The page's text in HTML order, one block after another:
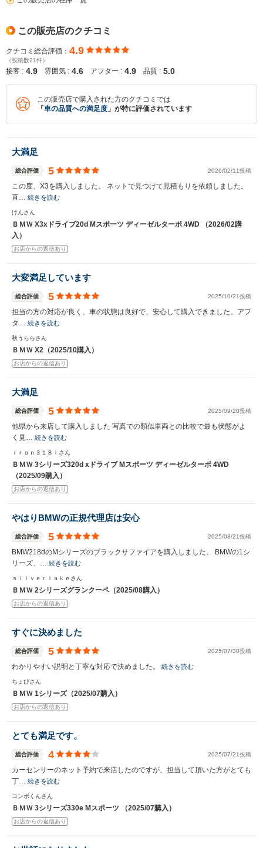
この販売店のクチコミ
クチコミ総合評価： 4.9
（投稿数21件）
接客 : 4.9 雰囲気 : 4.6 アフター : 4.9 品質 : 5.0
この販売店で購入された方のクチコミでは
「 車の品質への満足度 」が特に評価されています
大満足
総合評価 5 2026/02/11投稿
この度、X3を購入しました。 ネットで見つけて見積もりを依頼しました。
直… 続きを読む
けんさん
ＢＭＷ X3xドライブ20d Mスポーツ ディーゼルターボ 4WD （2026/02購
入）
お店からの返信あり
大変満足しています
総合評価 5 2025/10/21投稿
担当の方の対応が良く、車の状態は良好で、安心して購入できました。アフ
タ… 続きを読む
秋うららさん
ＢＭＷ X2（2025/10購入）
お店からの返信あり
大満足
総合評価 5 2025/09/20投稿
他県から来店して購入しました 写真での類似車両との比較で最も状態がよ
く見… 続きを読む
ｉｒｏｎ３１８ｉさん
ＢＭＷ 3シリーズ320d xドライブ Mスポーツ ディーゼルターボ 4WD
（2025/09購入）
お店からの返信あり
やはりBMWの正規代理店は安心
総合評価 5 2025/08/21投稿
BMW218dのMシリーズのブラックサファイアを購入しました。 BMWの1シ
リーズ、… 続きを読む
ｓｉｌｖｅｒｌａｋｅさん
ＢＭＷ 2シリーズグランクーペ（2025/08購入）
お店からの返信あり
すぐに決めました
総合評価 5 2025/07/30投稿
わかりやすい説明と丁寧な対応で決めました。 続きを読む
ちょびさん
ＢＭＷ 1シリーズ（2025/07購入）
お店からの返信あり
とても満足です。
総合評価 4 2025/07/21投稿
カーセンサーのネット予約で来店したのですが、担当して頂いた方がとても
丁… 続きを読む
コンボくんさん
ＢＭＷ 3シリーズ330e Mスポーツ （2025/07購入）
お店からの返信あり